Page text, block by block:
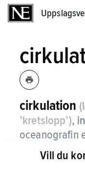
cirkulation
’kretslopp’),
oceanografin
att luft och
slutna banor.
Vill du